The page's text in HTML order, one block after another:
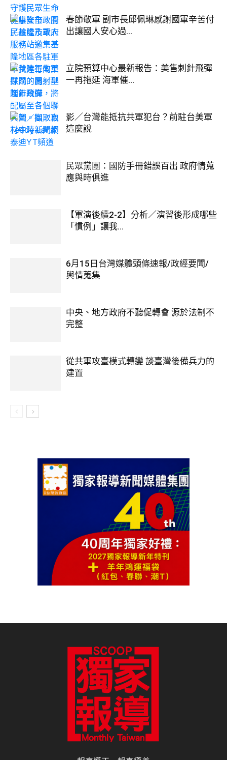
春節敬軍 副市長邱佩琳感謝國軍辛苦付
出讓國人安心過...
立院預算中心最新報告：美售刺針飛彈
一再拖延 海軍催...
影／台灣能抵抗共軍犯台？前駐台美軍
這麼說
民眾黨團：國防手冊錯誤百出 政府情蒐
應與時俱進
【軍演後續2-2】分析／演習後形成哪些
「慣例」讓我...
6月15日台灣媒體頭條速報/政經要聞/
輿情蒐集
中央、地方政府不聽促轉會 源於法制不
完整
從共軍攻臺模式轉變 談臺灣後備兵力的
建置